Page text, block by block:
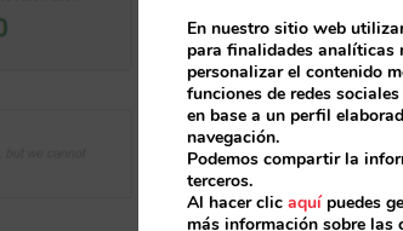
En nuestro sitio web
para finalidades analíticas
personalizar el contenido
funciones de redes
en base a un perfil
navegación.
Podemos compartir la
terceros.
Al hacer clic aquípuedes
más información sobre las